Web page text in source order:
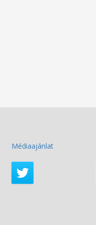
Médiaajánlat